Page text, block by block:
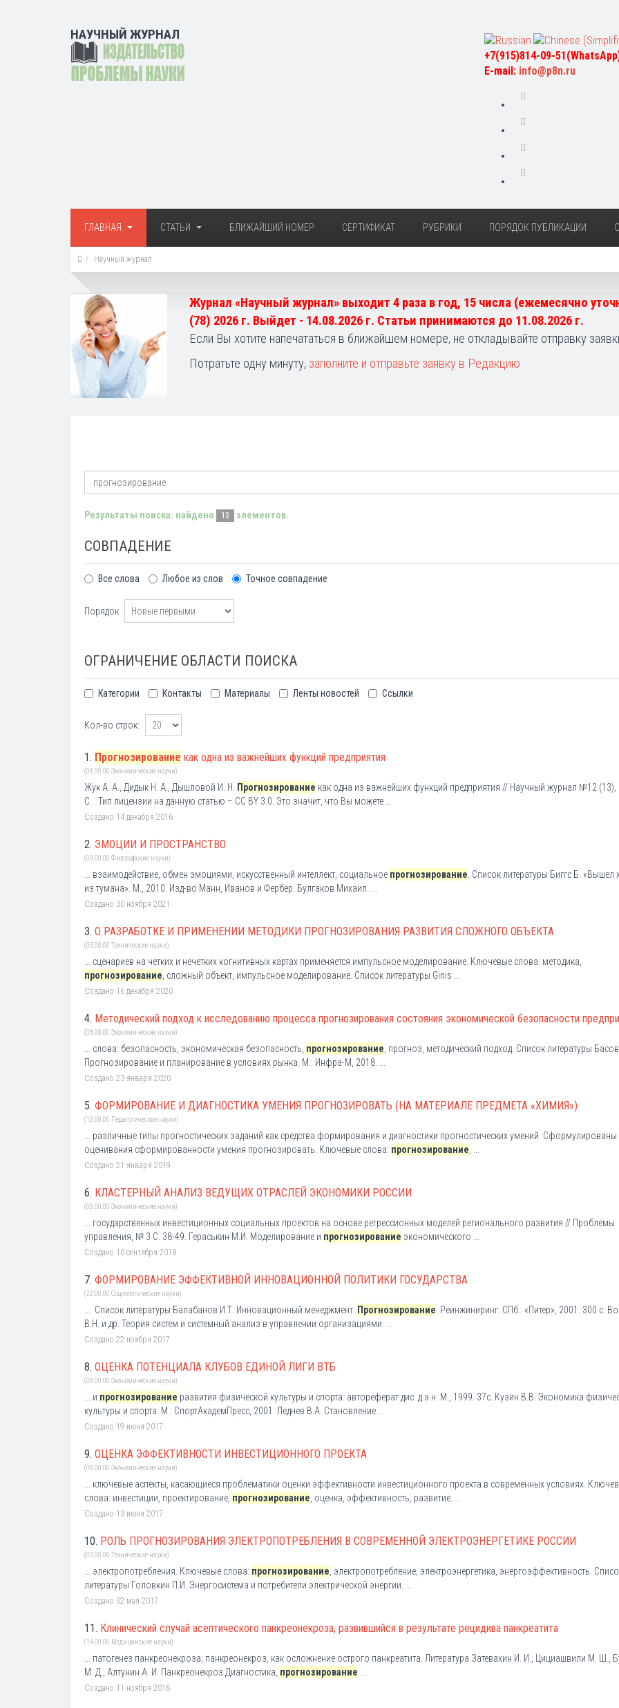
НАУЧНЫЙ ЖУРНАЛ
+7(915)814-09-
E-mail: info@p8n.ru
ГЛАВНАЯ СТАТЬИ БЛИЖАЙШИЙ НОМЕР СЕРТИФИКАТ РУБРИКИ ПОРЯДОК ПУБЛИКАЦИИ
Научный журнал
Журнал «Научный журнал» выходит 4 раза в год, 15 числа (ежемесячно
(78) 2026 г. Выйдет - 14.08.2026 г. Статьи принимаются до 11.08.2026 г.
Если Вы хотите напечататься в ближайшем номере, не откладывайте отправку
Потратьте одну минуту, заполните и отправьте заявку в Редакцию
Результаты поиска: найдено 13 элементов.
СОВПАДЕНИЕ
Все слова Любое из слов Точное совпадение
Порядок
ОГРАНИЧЕНИЕ ОБЛАСТИ ПОИСКА
Категории Контакты Материалы Ленты новостей Ссылки
Кол-во строк:
1. Прогнозирование как одна из важнейших функций предприятия
(08.00.00 Экономические науки)
Жук А. А., Дидык Н. А., Дышловой И. Н. Прогнозирование как одна из важнейших функций предприятия // Научный журнал №12 (13),
С. . Тип лицензии на данную статью – CC BY 3.0. Это значит, что Вы можете ...
Создано 14 декабря 2016
2. ЭМОЦИИ И ПРОСТРАНСТВО
(09.00.00 Философские науки)
... взаимодействие, обмен эмоциями, искусственный интеллект, социальное прогнозирование. Список литературы Биггс Б. «Вышел
из тумана». М., 2010. Изд-во Манн, Иванов и Фербер. Булгаков Михаил. ...
Создано 30 ноября 2021
3. О РАЗРАБОТКЕ И ПРИМЕНЕНИИ МЕТОДИКИ ПРОГНОЗИРОВАНИЯ РАЗВИТИЯ СЛОЖНОГО ОБЪЕКТА
(05.00.00 Технические науки)
... сценариев на четких и нечетких когнитивных картах применяется импульсное моделирование. Ключевые слова: методика,
прогнозирование, сложный объект, импульсное моделирование. Список литературы Ginis ...
Создано 16 декабря 2020
4. Методический подход к исследованию процесса прогнозирования состояния экономической безопасности
(08.00.00 Экономические науки)
... слова: безопасность, экономическая безопасность, прогнозирование, прогноз, методический подход. Список литературы
Прогнозирование и планирование в условиях рынка. М.: Инфра-М, 2018. ...
Создано 23 января 2020
5. ФОРМИРОВАНИЕ И ДИАГНОСТИКА УМЕНИЯ ПРОГНОЗИРОВАТЬ (НА МАТЕРИАЛЕ ПРЕДМЕТА «ХИМИЯ»)
(13.00.00 Педагогические науки)
... различные типы прогностических заданий как средства формирования и диагностики прогностических умений. Сформулированы
оценивания сформированности умения прогнозировать. Ключевые слова: прогнозирование, ...
Создано 21 января 2019
6. КЛАСТЕРНЫЙ АНАЛИЗ ВЕДУЩИХ ОТРАСЛЕЙ ЭКОНОМИКИ РОССИИ
(08.00.00 Экономические науки)
... государственных инвестиционных социальных проектов на основе регрессионных моделей регионального развития // Проблемы
управления, № 3 С. 38-49. Гераськин М.И. Моделирование и прогнозирование экономического ...
Создано 10 сентября 2018
7. ФОРМИРОВАНИЕ ЭФФЕКТИВНОЙ ИННОВАЦИОННОЙ ПОЛИТИКИ ГОСУДАРСТВА
(22.00.00 Социологические науки)
... Список литературы Балабанов И.Т. Инновационный менеджмент. Прогнозирование. Реинжиниринг. СПб.: «Питер», 2001. 300 с.
В.Н. и др. Теория систем и системный анализ в управлении организациями: ...
Создано 22 ноября 2017
8. ОЦЕНКА ПОТЕНЦИАЛА КЛУБОВ ЕДИНОЙ ЛИГИ ВТБ
(08.00.00 Экономические науки)
... и прогнозирование развития физической культуры и спорта: автореферат дис. д.э.н. М., 1999. 37с. Кузин В.В. Экономика
культуры и спорта. М.: СпортАкадемПресс, 2001. Леднев В.А. Становление ...
Создано 19 июня 2017
9. ОЦЕНКА ЭФФЕКТИВНОСТИ ИНВЕСТИЦИОННОГО ПРОЕКТА
(08.00.00 Экономические науки)
... ключевые аспекты, касающиеся проблематики оценки эффективности инвестиционного проекта в современных условиях.
слова: инвестиции, проектирование, прогнозирование, оценка, эффективность, развитие. ...
Создано 13 июня 2017
10. РОЛЬ ПРОГНОЗИРОВАНИЯ ЭЛЕКТРОПОТРЕБЛЕНИЯ В СОВРЕМЕННОЙ ЭЛЕКТРОЭНЕРГЕТИКЕ РОССИИ
(05.00.00 Технические науки)
... электропотребления. Ключевые слова: прогнозирование, электропотребление, электроэнергетика, энергоэффективность.
литературы Головкин П.И. Энергосистема и потребители электрической энергии. ...
Создано 02 мая 2017
11. Клинический случай асептического панкреонекроза, развившийся в результате рецидива панкреатита
(14.00.00 Медицинские науки)
... патогенез панкреонекроза; панкреонекроз, как осложнение острого панкреатита. Литература Затевахин И. И., Цициашвили М. Ш.,
М. Д., Алтунин А. И. Панкреонекроз Диагностика, прогнозирование ...
Создано 11 ноября 2016